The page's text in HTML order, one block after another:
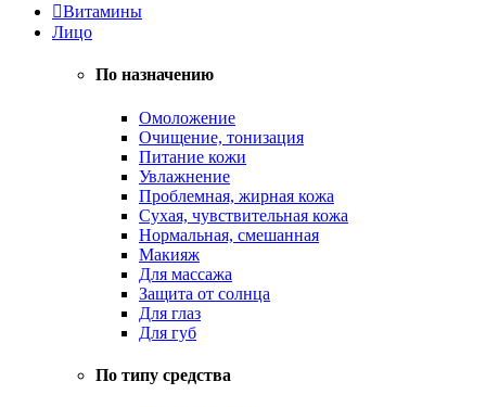
Витамины
Лицо
По назначению
Омоложение
Очищение, тонизация
Питание кожи
Увлажнение
Проблемная, жирная кожа
Сухая, чувствительная кожа
Нормальная, смешанная
Макияж
Для массажа
Защита от солнца
Для глаз
Для губ
По типу средства